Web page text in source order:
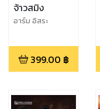
จ้าวสมิง
อาร์ม อิสระ
399.00 ฿